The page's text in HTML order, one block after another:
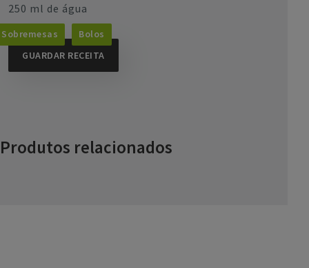
250 ml de água
GUARDAR RECEITA
Sobremesas Bolos
Produtos relacionados